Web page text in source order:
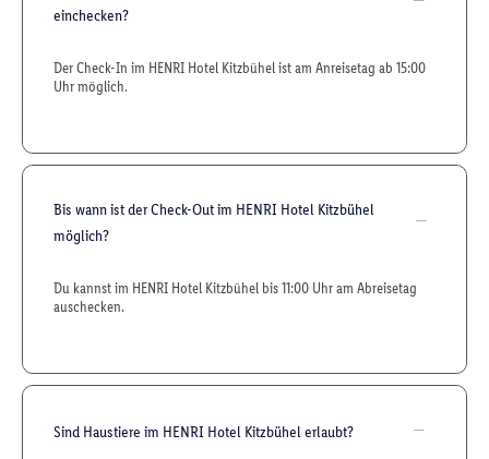
einchecken?
Der Check-In im HENRI Hotel Kitzbühel ist am Anreisetag ab 15:00
Uhr möglich.
Bis wann ist der Check-Out im HENRI Hotel Kitzbühel
möglich?
Du kannst im HENRI Hotel Kitzbühel bis 11:00 Uhr am Abreisetag
auschecken.
Sind Haustiere im HENRI Hotel Kitzbühel erlaubt?